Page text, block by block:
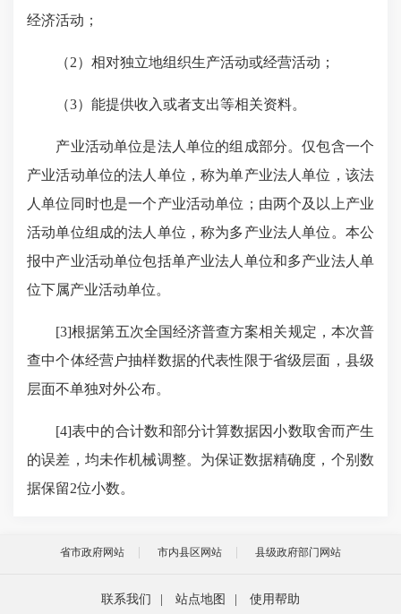
经济活动；
（2）相对独立地组织生产活动或经营活动；
（3）能提供收入或者支出等相关资料。
产业活动单位是法人单位的组成部分。仅包含一个
产业活动单位的法人单位，称为单产业法人单位，该法
人单位同时也是一个产业活动单位；由两个及以上产业
活动单位组成的法人单位，称为多产业法人单位。本公
报中产业活动单位包括单产业法人单位和多产业法人单
位下属产业活动单位。
[3]根据第五次全国经济普查方案相关规定，本次普
查中个体经营户抽样数据的代表性限于省级层面，县级
层面不单独对外公布。
[4]表中的合计数和部分计算数据因小数取舍而产生
的误差，均未作机械调整。为保证数据精确度，个别数
据保留2位小数。
省市政府网站 市内县区网站 县级政府部门网站
联系我们 站点地图 使用帮助